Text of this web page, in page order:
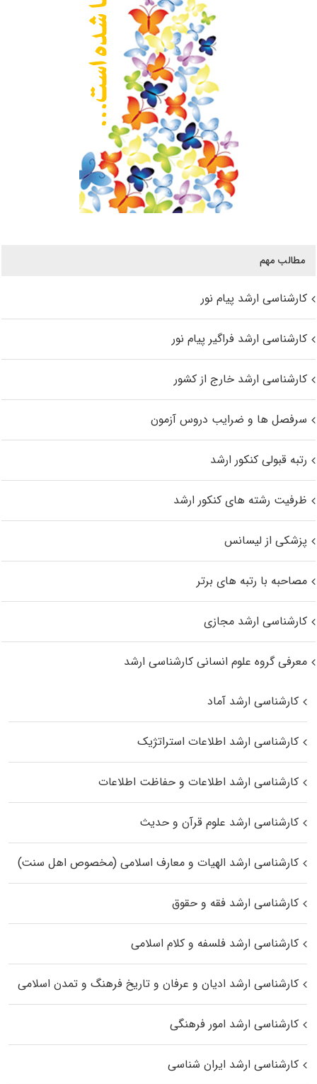
مطالب مهم
کارشناسی ارشد پیام نور
کارشناسی ارشد فراگیر پیام نور
کارشناسی ارشد خارج از کشور
سرفصل ها و ضرایب دروس آزمون
رتبه قبولی کنکور ارشد
ظرفیت رشته های کنکور ارشد
پزشکی از لیسانس
مصاحبه با رتبه های برتر
کارشناسی ارشد مجازی
معرفی گروه علوم انسانی کارشناسی ارشد
کارشناسی ارشد آماد
کارشناسی ارشد اطلاعات استراتژیک
کارشناسی ارشد اطلاعات و حفاظت اطلاعات
کارشناسی ارشد علوم قرآن و حدیث
کارشناسی ارشد الهیات و معارف اسلامی (مخصوص اهل سنت)
کارشناسی ارشد فقه و حقوق
کارشناسی ارشد فلسفه و کلام اسلامی
کارشناسی ارشد ادیان و عرفان و تاریخ فرهنگ و تمدن اسلامی
کارشناسی ارشد امور فرهنگی
کارشناسی ارشد ایران شناسی